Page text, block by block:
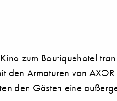
zum Boutiquehotel
den Armaturen von
den Gästen eine